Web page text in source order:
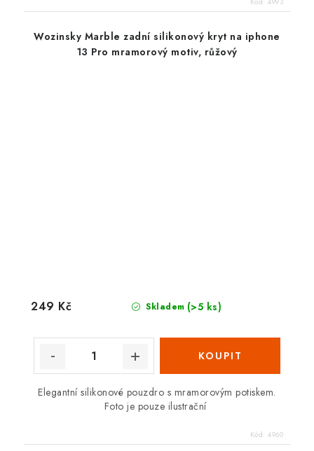
Wozinsky Marble zadní silikonový kryt na iphone
13 Pro mramorový motiv, růžový
Skladem (>5 ks)
249 Kč
Elegantní silikonové pouzdro s mramorovým potiskem.
Foto je pouze ilustrační
Kód: 4960